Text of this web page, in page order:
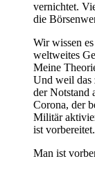
vernichtet.
die
Wir wissen
weltweites
Meine
Und weil das
der Notstand
Corona, der
Militär
ist vorbereitet.
Man ist